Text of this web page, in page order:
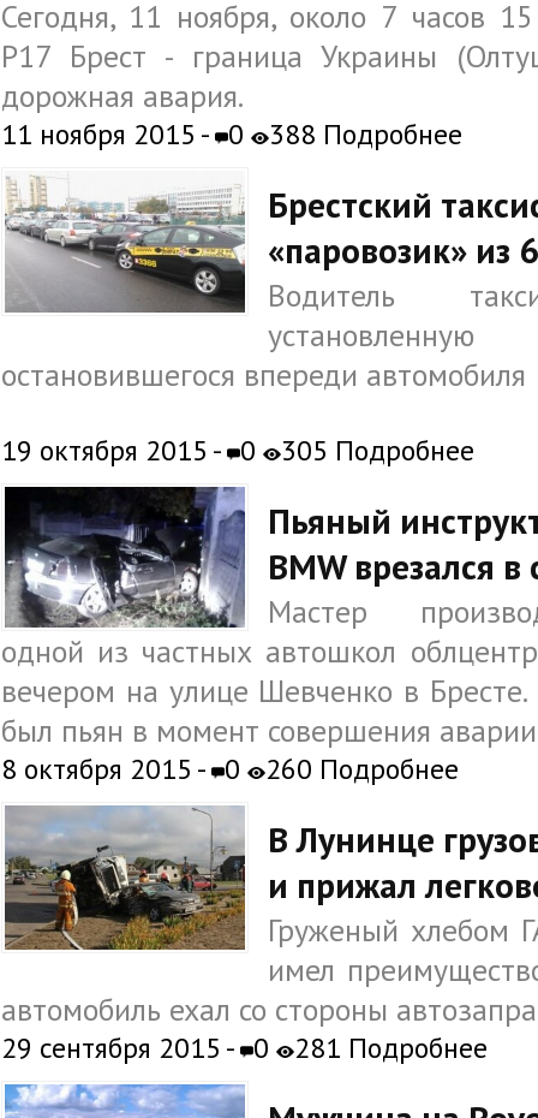
Сегодня, 11 ноября, около 7 часов
Р17 Брест - граница Украины
дорожная авария.
11 ноября 2015 - 0 388 Подробнее
Брестский
«паровозик» из
Водитель
остановившегося впереди автомобиля
19 октября 2015 - 0 305 Подробнее
Пьяный
BMW врезался
Мастер
одной из частных автошкол
вечером на улице Шевченко в
был пьян в момент совершения
8 октября 2015 - 0 260 Подробнее
В Лунинце
и прижал
Груженый хлебом
имел
автомобиль ехал со стороны
29 сентября 2015 - 0 281 Подробнее